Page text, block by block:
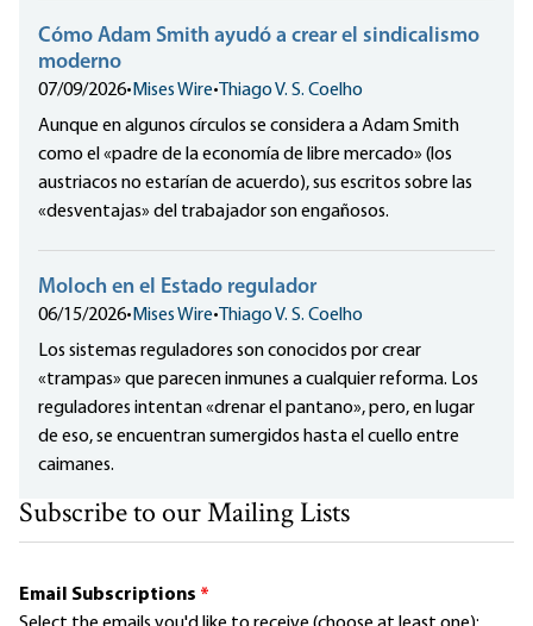
Cómo Adam Smith ayudó a crear el sindicalismo
moderno
07/09/2026• Mises Wire• Thiago V. S. Coelho
Aunque en algunos círculos se considera a Adam Smith
como el «padre de la economía de libre mercado» (los
austriacos no estarían de acuerdo), sus escritos sobre las
«desventajas» del trabajador son engañosos.
Moloch en el Estado regulador
06/15/2026• Mises Wire• Thiago V. S. Coelho
Los sistemas reguladores son conocidos por crear
«trampas» que parecen inmunes a cualquier reforma. Los
reguladores intentan «drenar el pantano», pero, en lugar
de eso, se encuentran sumergidos hasta el cuello entre
caimanes.
Subscribe to our Mailing Lists
Email Subscriptions *